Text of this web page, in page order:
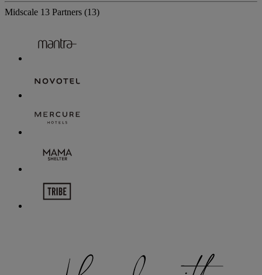
Midscale 13 Partners (13)